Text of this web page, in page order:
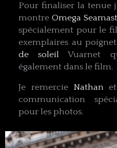
Pour finaliser la tenue
montreOmega
spécialement pour le
exemplaires au
de soleil Vuarnet
également dans le film.
Je remercie Nathanet
communication
pour les photos.